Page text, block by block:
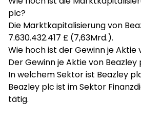
plc?
Die Marktkapitalisierung von
7.630.432.417 £ (7,63Mrd.).
Wie hoch ist der Gewinn je Aktie
Der Gewinn je Aktie von Beazley
In welchem Sektor ist Beazley
Beazley plc ist im Sektor
tätig.